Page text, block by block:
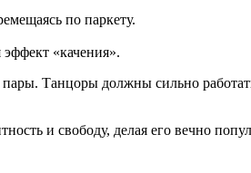
по паркету.
«качения».
Танцоры должны сильно
и свободу, делая его вечно